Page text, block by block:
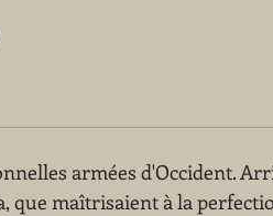
armées d'Occident.
que maîtrisaient à la